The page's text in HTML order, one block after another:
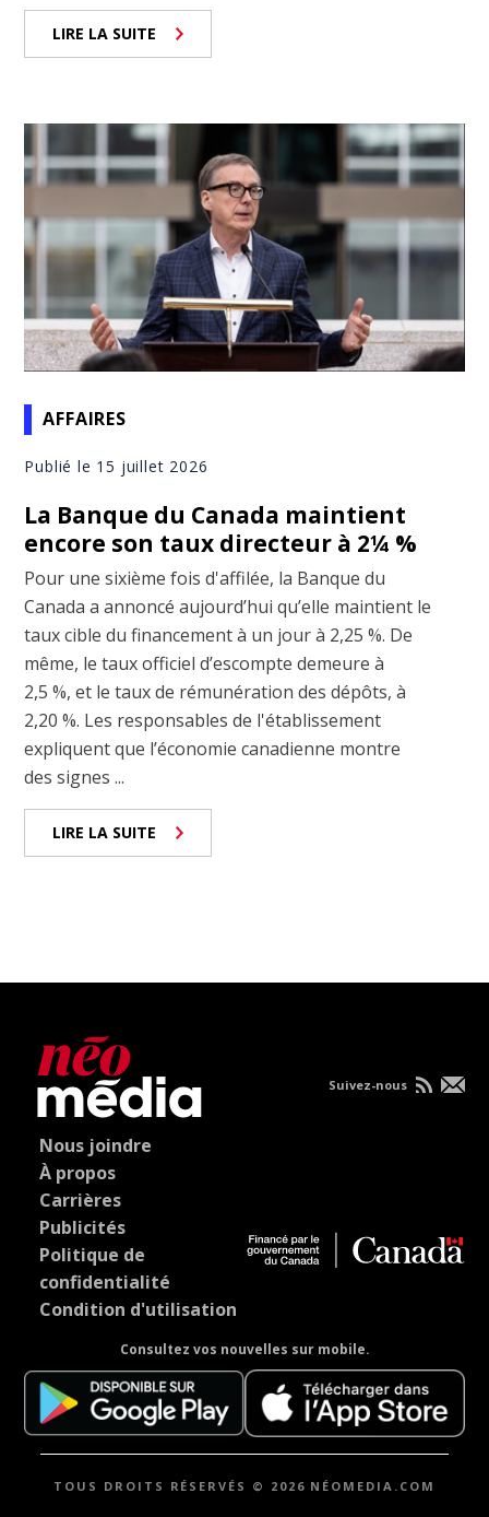
LIRE LA SUITE
AFFAIRES
Publié le 15 juillet 2026
La Banque du Canada maintient
encore son taux directeur à 2¼ %
Pour une sixième fois d'affilée, la Banque du
Canada a annoncé aujourd’hui qu’elle maintient le
taux cible du financement à un jour à 2,25 %. De
même, le taux officiel d’escompte demeure à
2,5 %, et le taux de rémunération des dépôts, à
2,20 %. Les responsables de l'établissement
expliquent que l’économie canadienne montre
des signes ...
LIRE LA SUITE
Nous joindre
À propos
Carrières
Publicités
Politique de
confidentialité
Condition d'utilisation
Consultez vos nouvelles sur mobile.
Suivez-nous
TOUS DROITS RÉSERVÉS © 2026 NÉOMEDIA.COM